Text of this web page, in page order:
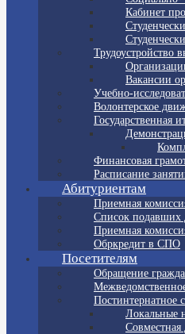
Кабинет
Трудоустройство
Вакансии
Учебно-
Волонтерское
Государственная
Финансовая
Расписание
Абитуриентам
Приемная
Список подавших
Приемная
Обркредит в СПО
Посетителям
Обращение
Постинтернатное
Локальные
Совместная